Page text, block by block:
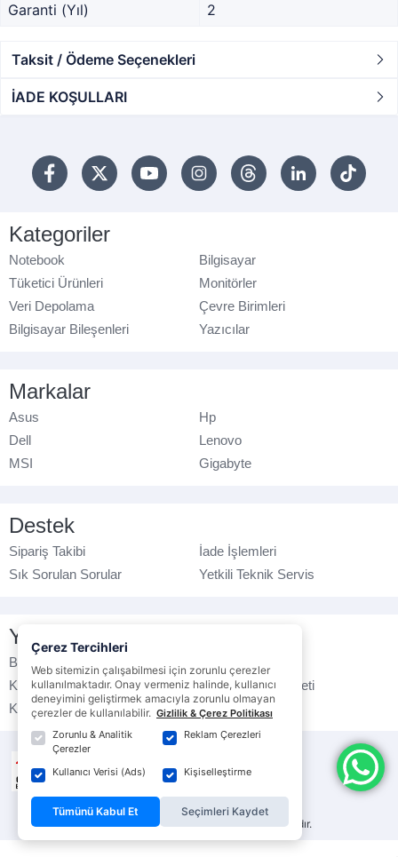
Garanti (Yıl)
2
Taksit / Ödeme Seçenekleri
İADE KOŞULLARI
Kategoriler
Notebook
Bilgisayar
Tüketici Ürünleri
Monitörler
Veri Depolama
Çevre Birimleri
Bilgisayar Bileşenleri
Yazıcılar
Markalar
Asus
Hp
Dell
Lenovo
MSI
Gigabyte
Destek
Sipariş Takibi
İade İşlemleri
Sık Sorulan Sorular
Yetkili Teknik Servis
Yasal Bilgilendirme
Banka Hesap No
Kullanım Koşulları
Ticari Elektronik İleti
K.V.K.K. Politikası
Veri Gizliliği
© ebrarbilgisayar.com - Tüm hakları saklıdır.
Çerez Tercihleri
Web sitemizin çalışabilmesi için zorunlu çerezler
kullanılmaktadır. Onay vermeniz halinde, kullanıcı
deneyimini geliştirmek amacıyla zorunlu olmayan
çerezler de kullanılabilir. Gizlilik & Çerez Politikası
Zorunlu & Analitik
Çerezler
Reklam Çerezleri
Kullanıcı Verisi (Ads) Kişiselleştirme
Tümünü Kabul Et Seçimleri Kaydet